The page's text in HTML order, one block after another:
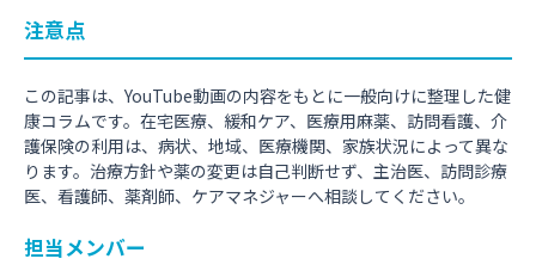
注意点
この記事は、YouTube動画の内容をもとに一般向けに整理した健
康コラムです。在宅医療、緩和ケア、医療用麻薬、訪問看護、介
護保険の利用は、病状、地域、医療機関、家族状況によって異な
ります。治療方針や薬の変更は自己判断せず、主治医、訪問診療
医、看護師、薬剤師、ケアマネジャーへ相談してください。
担当メンバー